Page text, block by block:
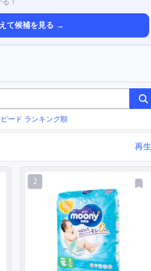
！
て候補を見る →
ード ランキング順
再生
2